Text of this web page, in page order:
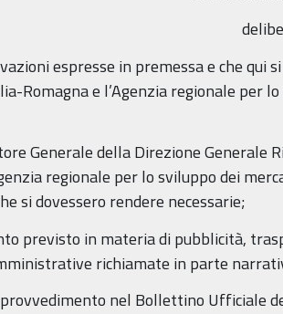
espresse in premessa e che
Romagna e l’Agenzia regionale per
Generale della Direzione Generale
regionale per lo sviluppo dei
si dovessero rendere necessarie;
previsto in materia di pubblicità,
richiamate in parte
nel Bollettino Ufficiale